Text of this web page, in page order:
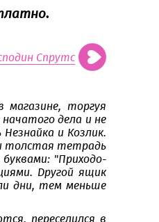
Спрутс
магазине, торгуя
дела и не
и Козлик.
толстая тетрадь
"Приходо-
Другой ящик
дни, тем меньше
переселился в